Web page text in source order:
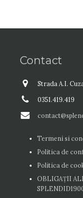
Contact
Strada A.I.
0351.419.419
Termeni si
Politica de
Politica de
OBLIGAȚII